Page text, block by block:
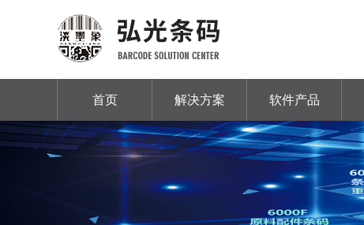
首页 解决方案 软件产品